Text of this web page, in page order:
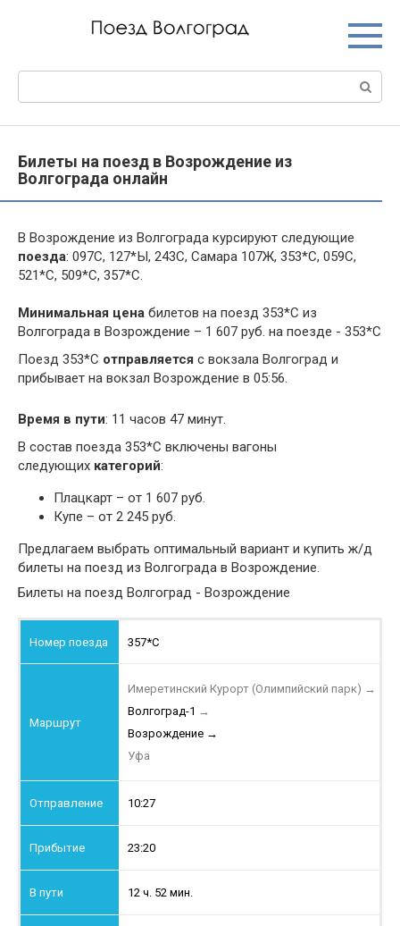
Билеты на поезд в Возрождение из
Волгограда онлайн
В Возрождение из Волгограда курсируют следующие
поезда: 097С, 127*Ы, 243С, Самара 107Ж, 353*С, 059С,
521*С, 509*С, 357*С.
Минимальная цена билетов на поезд 353*С из
Волгограда в Возрождение – 1 607 руб. на поезде - 353*С
Поезд 353*С отправляется с вокзала Волгоград и
прибывает на вокзал Возрождение в 05:56.
Время в пути: 11 часов 47 минут.
В состав поезда 353*С включены вагоны
следующих категорий:
Плацкарт – от 1 607 руб.
Купе – от 2 245 руб.
Предлагаем выбрать оптимальный вариант и купить ж/д
билеты на поезд из Волгограда в Возрождение.
Билеты на поезд Волгоград - Возрождение
357*С
Имеретинский Курорт (Олимпийский парк) →
Волгоград-1 →
Возрождение →
Уфа
10:27
23:20
12 ч. 52 мин.